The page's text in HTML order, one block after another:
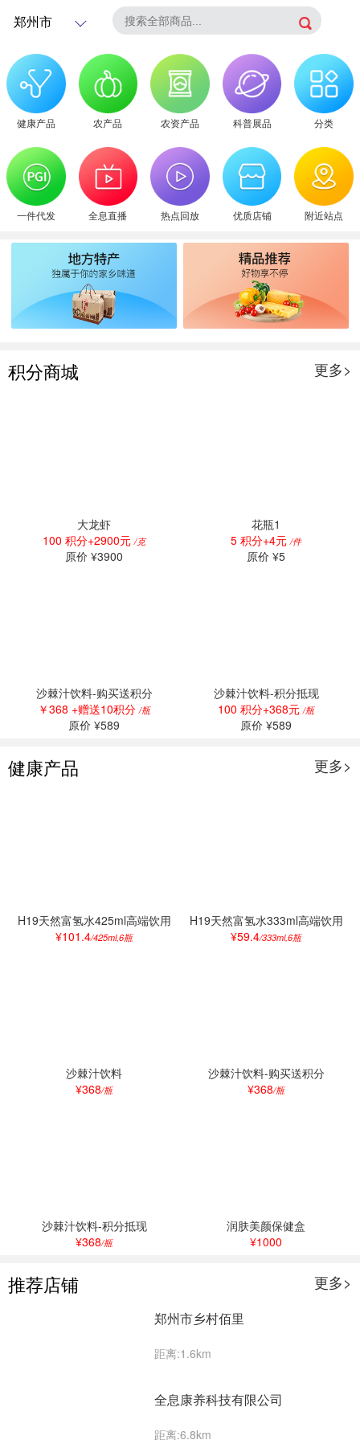

健康产品 农产品 农资产品 科普展品 分类
一件代发 全息直播 热点回放 优质店铺 附近站点
积分商城 更多>
大龙虾
100 积分+2900元/克
原价 ¥3900
花瓶1
5 积分+4元/件
原价 ¥5
沙棘汁饮料-购买送积分
￥368 +赠送10积分/瓶
原价 ¥589
沙棘汁饮料-积分抵现
100 积分+368元/瓶
原价 ¥589
健康产品 更多>
H19天然富氢水425ml高端饮用
水瓶装 16.9元/瓶
¥101.4/425ml,6瓶
H19天然富氢水333ml高端饮用
水瓶装 9.9元/瓶
¥59.4/333ml,6瓶
沙棘汁饮料
¥368/瓶
沙棘汁饮料-购买送积分
¥368/瓶
沙棘汁饮料-积分抵现
¥368/瓶
润肤美颜保健盒
¥1000
推荐店铺 更多>
郑州市乡村佰里
距离:1.6km
全息康养科技有限公司
距离:6.8km